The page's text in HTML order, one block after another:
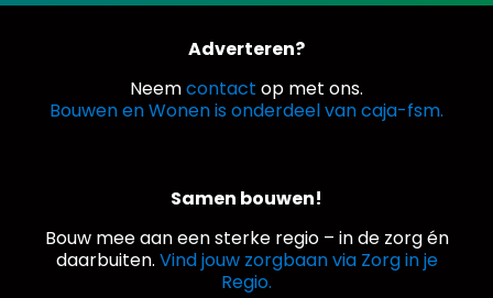
Adverteren?
Neemcontact op met ons.
Bouwen en Wonen is onderdeel van caja-fsm.
Samen bouwen!
Bouw mee aan een sterke regio – in de zorg én
daarbuiten. Vind jouw zorgbaan via Zorg in je
Regio.